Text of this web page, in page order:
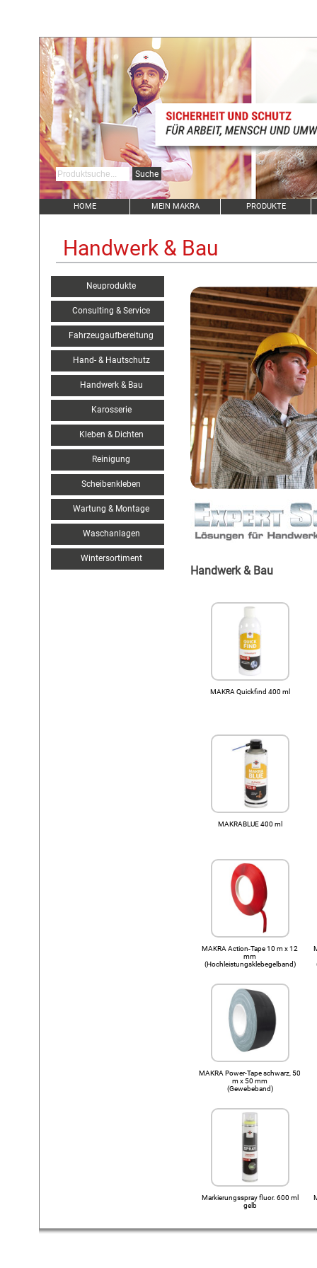
HOME MEIN MAKRA PRODUKTE
Handwerk & Bau
Neuprodukte
Consulting & Service
Fahrzeugaufbereitung
Hand- & Hautschutz
Handwerk & Bau
Karosserie
Kleben & Dichten
Reinigung
Scheibenkleben
Wartung & Montage
Waschanlagen
Wintersortiment
Handwerk & Bau
MAKRA Quickfind 400 ml
MAKRABLUE 400 ml
MAKRA Action-Tape 10 m x 12
mm
(Hochleistungsklebegelband)
MAKRA Power-Tape schwarz, 50
m x 50 mm
(Gewebeband)
Markierungsspray fluor. 600 ml
gelb